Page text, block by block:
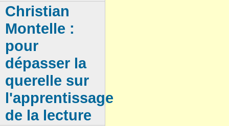
Christian
Montelle :
pour
dépasser la
querelle sur
l'apprentissage
de la lecture